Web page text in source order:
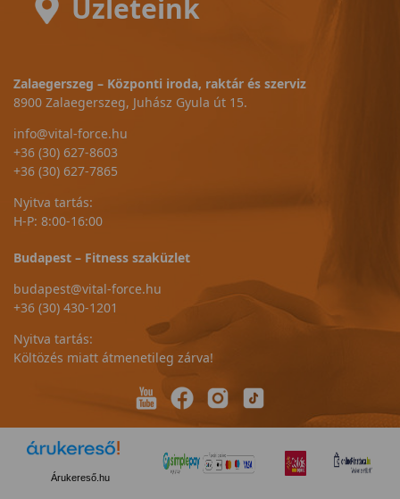
Üzleteink
Zalaegerszeg – Központi iroda, raktár és szerviz
8900 Zalaegerszeg, Juhász Gyula út 15.
info@vital-force.hu
+36 (30) 627-8603
+36 (30) 627-7865
Nyitva tartás:
H-P: 8:00-16:00
Budapest – Fitness szaküzlet
budapest@vital-force.hu
+36 (30) 430-1201
Nyitva tartás:
Költözés miatt átmenetileg zárva!
Árukereső.hu